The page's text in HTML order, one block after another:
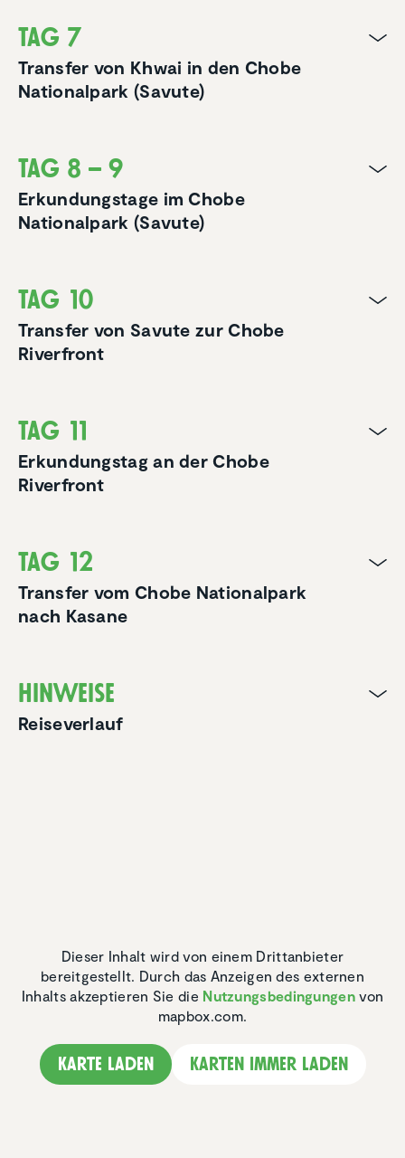
Tag 7
Transfer von Khwai in den Chobe
Nationalpark (Savute)
Tag 8 – 9
Erkundungstage im Chobe
Nationalpark (Savute)
Tag 10
Transfer von Savute zur Chobe
Riverfront
Tag 11
Erkundungstag an der Chobe
Riverfront
Tag 12
Transfer vom Chobe Nationalpark
nach Kasane
Hinweise
Reiseverlauf
Dieser Inhalt wird von einem Drittanbieter
bereitgestellt. Durch das Anzeigen des externen
Inhalts akzeptieren Sie die Nutzungsbedingungenvon
mapbox.com.
Karte laden Karten immer laden